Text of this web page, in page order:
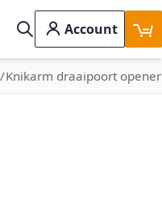
Search
Account
Knikarm draaipoort opener